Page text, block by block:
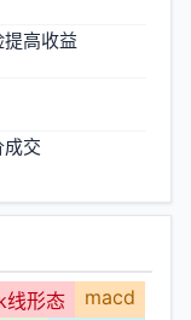
高收益
交
线形态
macd